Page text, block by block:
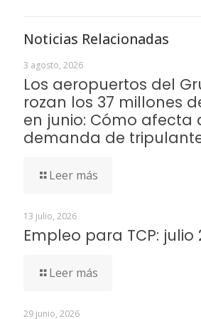
Noticias Relacionadas
3 agosto, 2026
Los aeropuertos del
rozan los 37 millones
en junio: Cómo afecta
demanda de
Leer más
13 julio, 2026
Empleo para TCP: julio
Leer más
29 junio, 2026